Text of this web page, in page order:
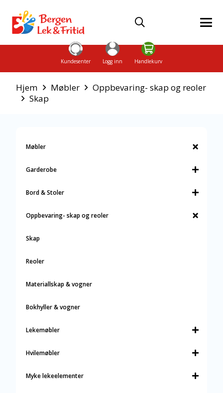
Kundesenter Logg inn Handlekurv
Hjem Møbler
Oppbevaring- skap og reoler
Skap
Møbler
Garderobe
Bord & Stoler
Oppbevaring- skap og reoler
Skap
Reoler
Materiallskap & vogner
Bokhyller & vogner
Lekemøbler
Hvilemøbler
Myke lekeelementer